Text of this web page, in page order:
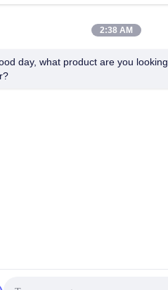
ACHTER
2:38 AM
day, what product are you looking